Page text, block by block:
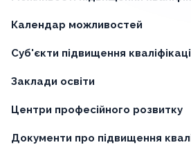
Календар можливостей
Суб'єкти підвищення
Заклади освіти
Центри професійного розвитку
Документи про підвищення